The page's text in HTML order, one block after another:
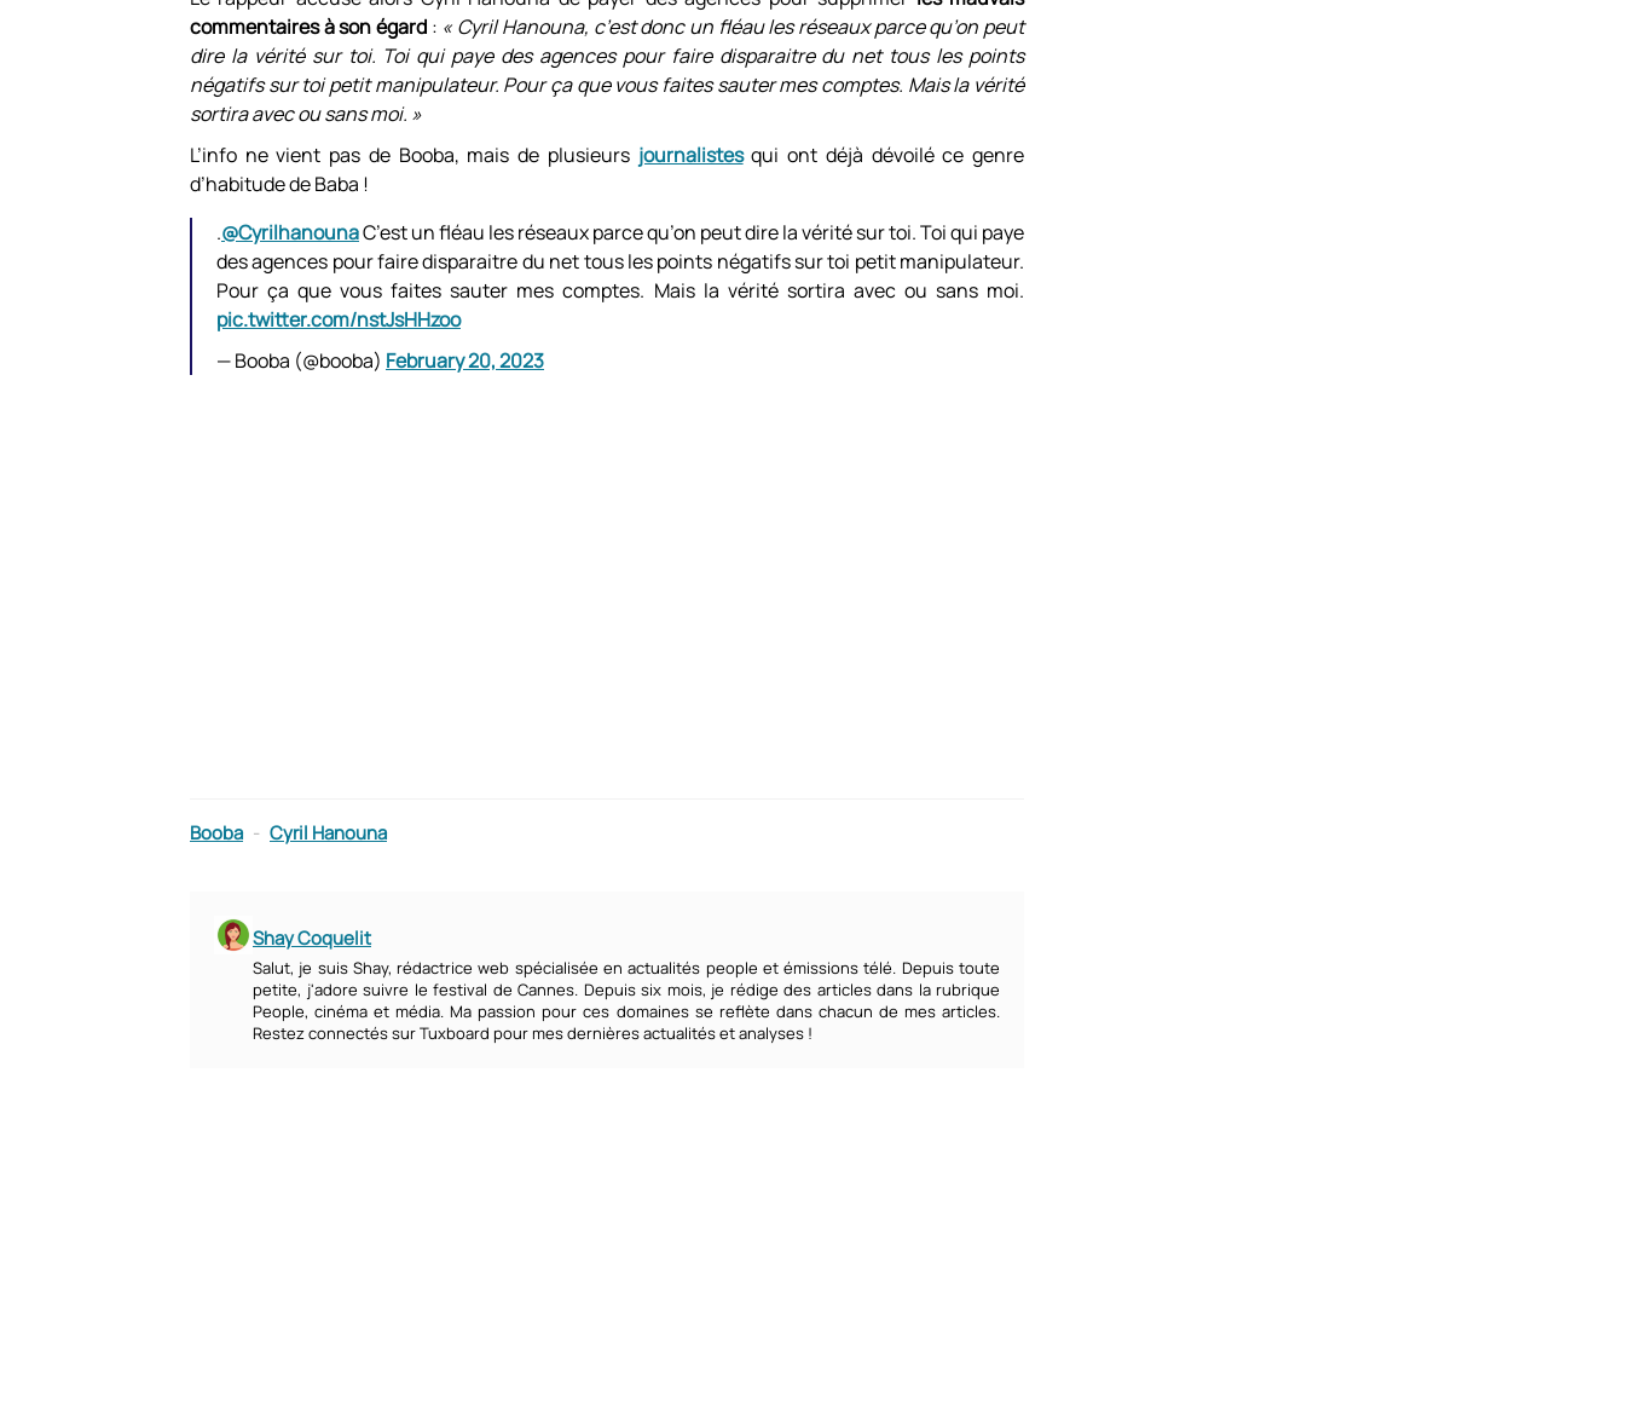
commentaires à son égard : « Cyril Hanouna, c’est donc un fléau les réseaux parce qu’on peut
dire la vérité sur toi. Toi qui paye des agences pour faire disparaitre du net tous les points
négatifs sur toi petit manipulateur. Pour ça que vous faites sauter mes comptes. Mais la vérité
sortira avec ou sans moi. »
L’info ne vient pas de Booba, mais de plusieurs journalistesqui ont déjà dévoilé ce genre
d’habitude de Baba !
.@CyrilhanounaC’est un fléau les réseaux parce qu’on peut dire la vérité sur toi. Toi qui paye
des agences pour faire disparaitre du net tous les points négatifs sur toi petit manipulateur.
Pour ça que vous faites sauter mes comptes. Mais la vérité sortira avec ou sans moi.
pic.twitter.com/nstJsHHzoo
— Booba (@booba) February 20, 2023
Booba - Cyril Hanouna
Shay Coquelit
Salut, je suis Shay, rédactrice web spécialisée en actualités people et émissions télé. Depuis toute
petite, j'adore suivre le festival de Cannes. Depuis six mois, je rédige des articles dans la rubrique
People, cinéma et média. Ma passion pour ces domaines se reflète dans chacun de mes articles.
Restez connectés sur Tuxboard pour mes dernières actualités et analyses !